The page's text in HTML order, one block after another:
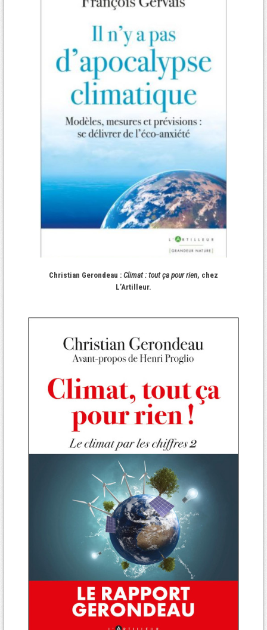
Christian Gerondeau : Climat : tout ça pour rien, chez
L’Artilleur.